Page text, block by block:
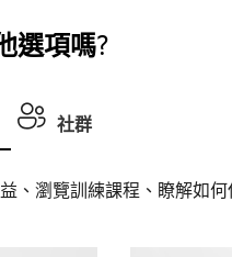
選項嗎?
社群
、瀏覽訓練課程、瞭解如何